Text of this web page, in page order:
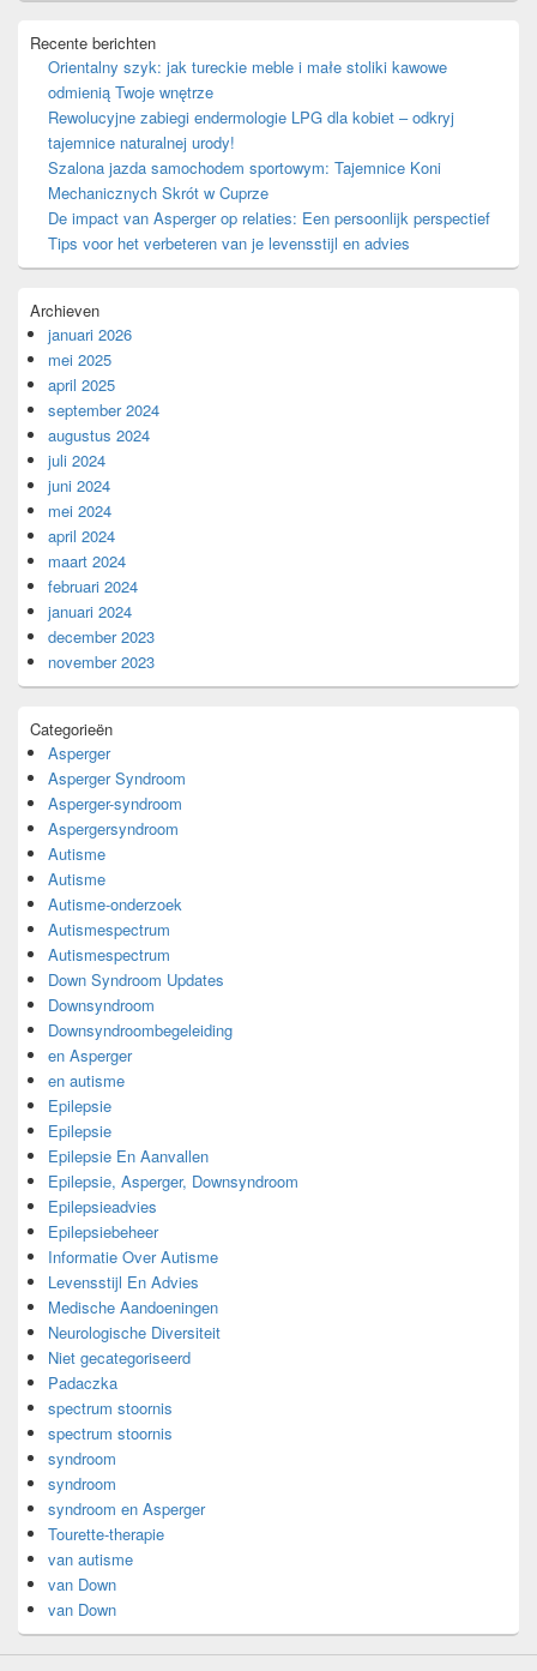
Recente berichten
Orientalny szyk: jak tureckie meble i małe stoliki kawowe
odmienią Twoje wnętrze
Rewolucyjne zabiegi endermologie LPG dla kobiet – odkryj
tajemnice naturalnej urody!
Szalona jazda samochodem sportowym: Tajemnice Koni
Mechanicznych Skrót w Cuprze
De impact van Asperger op relaties: Een persoonlijk perspectief
Tips voor het verbeteren van je levensstijl en advies
Archieven
januari 2026
mei 2025
april 2025
september 2024
augustus 2024
juli 2024
juni 2024
mei 2024
april 2024
maart 2024
februari 2024
januari 2024
december 2023
november 2023
Categorieën
Asperger
Asperger Syndroom
Asperger-syndroom
Aspergersyndroom
Autisme
Autisme
Autisme-onderzoek
Autismespectrum
Autismespectrum
Down Syndroom Updates
Downsyndroom
Downsyndroombegeleiding
en Asperger
en autisme
Epilepsie
Epilepsie
Epilepsie En Aanvallen
Epilepsie, Asperger, Downsyndroom
Epilepsieadvies
Epilepsiebeheer
Informatie Over Autisme
Levensstijl En Advies
Medische Aandoeningen
Neurologische Diversiteit
Niet gecategoriseerd
Padaczka
spectrum stoornis
spectrum stoornis
syndroom
syndroom
syndroom en Asperger
Tourette-therapie
van autisme
van Down
van Down